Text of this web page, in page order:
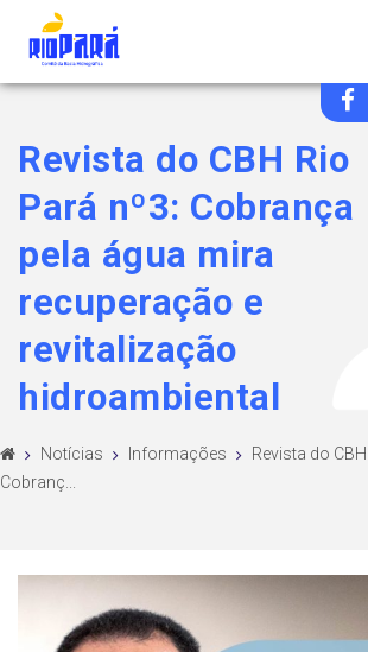
Revista do CBH Rio
Pará nº3: Cobrança
pela água mira
recuperação e
revitalização
hidroambiental
Notícias Informações
Revista do
Cobranç...